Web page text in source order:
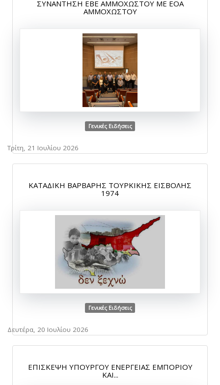
ΣΥΝΑΝΤΗΣΗ ΕΒΕ ΑΜΜΟΧΩΣΤΟΥ ΜΕ ΕΟΑ
ΑΜΜΟΧΩΣΤΟΥ
Γενικές Ειδήσεις
Τρίτη, 21 Ιουλίου 2026
ΚΑΤΑΔΙΚΗ ΒΑΡΒΑΡΗΣ ΤΟΥΡΚΙΚΗΣ ΕΙΣΒΟΛΗΣ
1974
Γενικές Ειδήσεις
Δευτέρα, 20 Ιουλίου 2026
ΕΠΙΣΚΕΨΗ ΥΠΟΥΡΓΟΥ ΕΝΕΡΓΕΙΑΣ ΕΜΠΟΡΙΟΥ
ΚΑΙ...